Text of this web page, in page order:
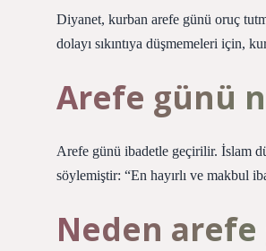
Diyanet, kurban arefe günü oruç
dolayı sıkıntıya düşmemeleri için,
Arefe günü
Arefe günü ibadetle geçirilir. İslam
söylemiştir: “En hayırlı ve makbul
Neden arefe